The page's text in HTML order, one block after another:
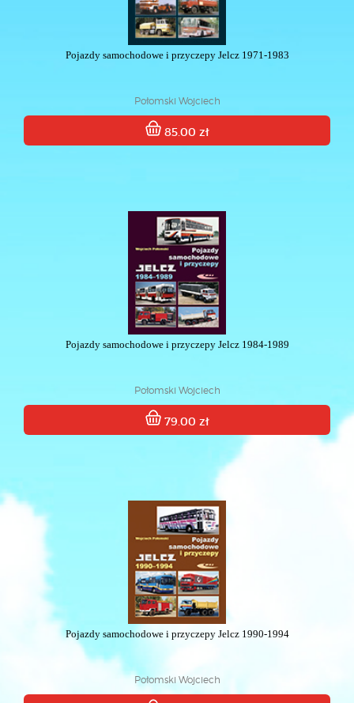
Pojazdy samochodowe i przyczepy Jelcz 1971-1983
Połomski Wojciech
85.00 zł
Pojazdy samochodowe i przyczepy Jelcz 1984-1989
Połomski Wojciech
79.00 zł
Pojazdy samochodowe i przyczepy Jelcz 1990-1994
Połomski Wojciech